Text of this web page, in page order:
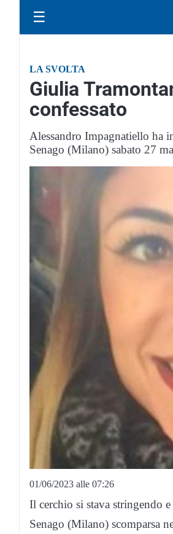
☰
LA SVOLTA
Giulia
confessato
Alessandro Impagnatiello ha
Senago (Milano) sabato 27
01/06/2023 alle 07:26
Il cerchio si stava stringendo
Senago (Milano) scomparsa